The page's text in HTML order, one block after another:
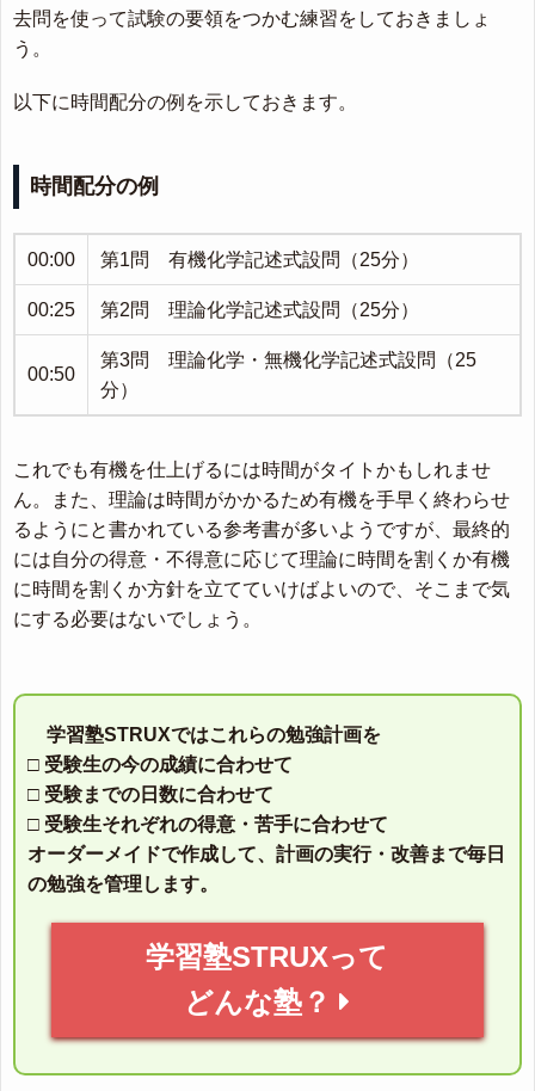
去問を使って試験の要領をつかむ練習をしておきましょ
う。
以下に時間配分の例を示しておきます。
時間配分の例
00:00 第1問 有機化学記述式設問（25分）
00:25 第2問 理論化学記述式設問（25分）
00:50
第3問 理論化学・無機化学記述式設問（25
分）
これでも有機を仕上げるには時間がタイトかもしれませ
ん。また、理論は時間がかかるため有機を手早く終わらせ
るようにと書かれている参考書が多いようですが、最終的
には自分の得意・不得意に応じて理論に時間を割くか有機
に時間を割くか方針を立てていけばよいので、そこまで気
にする必要はないでしょう。
学習塾STRUXではこれらの勉強計画を
□ 受験生の今の成績に合わせて
□ 受験までの日数に合わせて
□ 受験生それぞれの得意・苦手に合わせて
オーダーメイドで作成して、計画の実行・改善まで毎日
の勉強を管理します。
学習塾STRUXって
どんな塾？